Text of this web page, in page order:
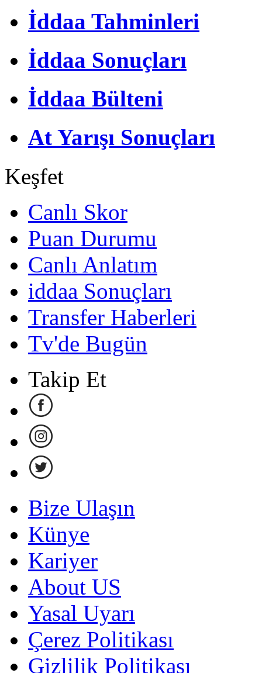
İddaa Tahminleri
İddaa Sonuçları
İddaa Bülteni
At Yarışı Sonuçları
Keşfet
Canlı Skor
Puan Durumu
Canlı Anlatım
iddaa Sonuçları
Transfer Haberleri
Tv'de Bugün
Takip Et
Bize Ulaşın
Künye
Kariyer
About US
Yasal Uyarı
Çerez Politikası
Gizlilik Politikası